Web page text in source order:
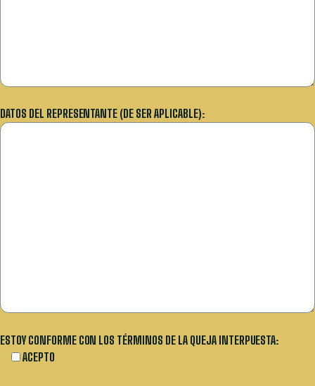
DATOS DEL REPRESENTANTE (DE SER APLICABLE):
ESTOY CONFORME CON LOS TÉRMINOS DE LA QUEJA INTERPUESTA:
ACEPTO